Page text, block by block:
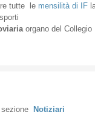
tuttele mensilità di IF
organodel Collegio
sezione Notiziari